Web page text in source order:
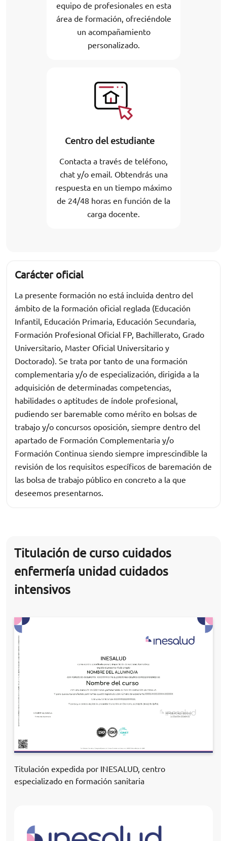
equipo de profesionales en esta
área de formación, ofreciéndole
un acompañamiento
personalizado.
Centro del estudiante
Contacta a través de teléfono,
chat y/o email. Obtendrás una
respuesta en un tiempo máximo
de 24/48 horas en función de la
carga docente.
Carácter oficial
La presente formación no está incluida dentro del
ámbito de la formación oficial reglada (Educación
Infantil, Educación Primaria, Educación Secundaria,
Formación Profesional Oficial FP, Bachillerato, Grado
Universitario, Master Oficial Universitario y
Doctorado). Se trata por tanto de una formación
complementaria y/o de especialización, dirigida a la
adquisición de determinadas competencias,
habilidades o aptitudes de índole profesional,
pudiendo ser baremable como mérito en bolsas de
trabajo y/o concursos oposición, siempre dentro del
apartado de Formación Complementaria y/o
Formación Continua siendo siempre imprescindible la
revisión de los requisitos específicos de baremación de
las bolsa de trabajo público en concreto a la que
deseemos presentarnos.
Titulación de curso cuidados
enfermería unidad cuidados
intensivos
Titulación expedida por INESALUD, centro
especializado en formación sanitaria